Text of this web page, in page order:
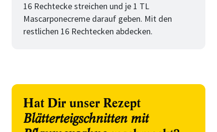
16 Rechtecke streichen und je 1 TL
Mascarponecreme darauf geben. Mit den
restlichen 16 Rechtecken abdecken.
Hat Dir unser Rezept
Blätterteigschnitten mit